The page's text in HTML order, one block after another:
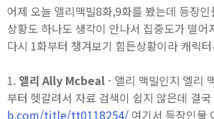
어제 오늘 앨리맥빌8화,9화를 봤는데 등장
상황도 하나도 생각이 안나서 집중도가 떨어
다시 1화부터 챙겨보기 힘든상황이라 캐릭
1. 앨리 Ally Mcbeal- 앨리 맥빌인지 엘리
부터 헷갈려서 자료 검색이 쉽지 않은데 결국
b.com/title/tt0118254/ 여기서 등장인물